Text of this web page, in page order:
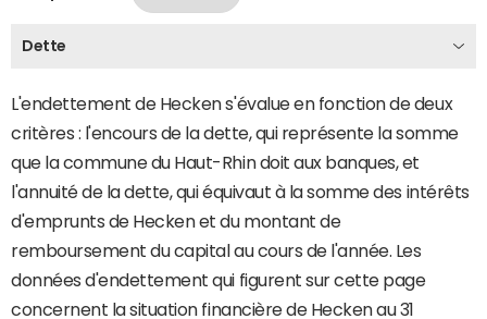
Dette
L'endettement de Hecken s'évalue en fonction de deux
critères : l'encours de la dette, qui représente la somme
que la commune du Haut-Rhin doit aux banques, et
l'annuité de la dette, qui équivaut à la somme des intérêts
d'emprunts de Hecken et du montant de
remboursement du capital au cours de l'année. Les
données d'endettement qui figurent sur cette page
concernent la situation financière de Hecken au 31